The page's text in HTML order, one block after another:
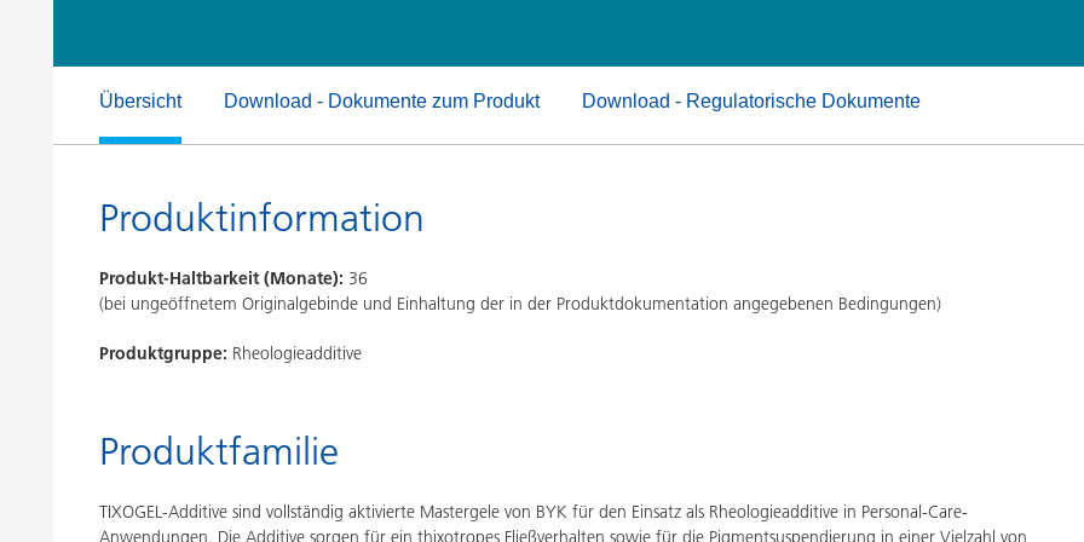
Übersicht Download - Dokumente zum Produkt Download - Regulatorische Dokumente
Produktinformation
Produkt-Haltbarkeit (Monate): 36
(bei ungeöffnetem Originalgebinde und Einhaltung der in der Produktdokumentation angegebenen Bedingungen)
Produktgruppe: Rheologieadditive
Produktfamilie
TIXOGEL-Additive sind vollständig aktivierte Mastergele von BYK für den Einsatz als Rheologieadditive in Personal-Care-
Anwendungen. Die Additive sorgen für ein thixotropes Fließverhalten sowie für die Pigmentsuspendierung in einer Vielzahl von